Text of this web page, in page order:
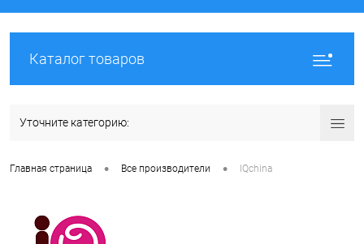
Каталог товаров
Уточните категорию:
Главная страница • Все производители • IQchina